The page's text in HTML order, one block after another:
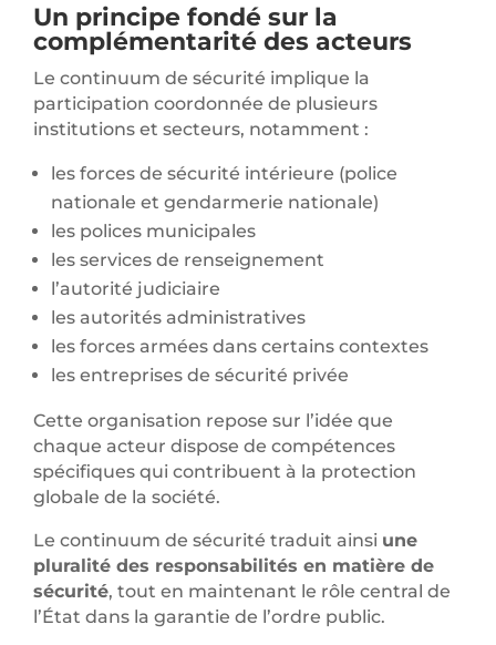
Un principe fondé sur la
complémentarité des acteurs
Le continuum de sécurité implique la
participation coordonnée de plusieurs
institutions et secteurs, notamment :
les forces de sécurité intérieure (police
nationale et gendarmerie nationale)
les polices municipales
les services de renseignement
l’autorité judiciaire
les autorités administratives
les forces armées dans certains contextes
les entreprises de sécurité privée
Cette organisation repose sur l’idée que
chaque acteur dispose de compétences
spécifiques qui contribuent à la protection
globale de la société.
Le continuum de sécurité traduit ainsi une
pluralité des responsabilités en matière de
sécurité, tout en maintenant le rôle central de
l’État dans la garantie de l’ordre public.